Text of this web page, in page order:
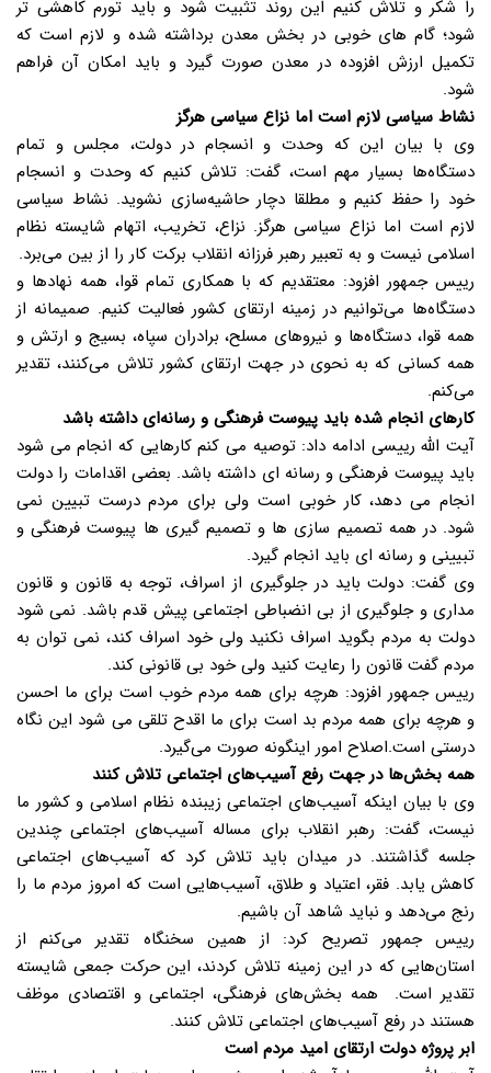
را شکر و تلاش کنیم این روند تثبیت شود و باید تورم‌ کاهشی تر
شود؛ گام های خوبی در بخش معدن برداشته شده و لازم است که
تکمیل ارزش افزوده در معدن صورت گیرد و باید امکان آن فراهم
شود.
نشاط سیاسی لازم است اما نزاع سیاسی هرگز
وی با بیان این که وحدت و انسجام در دولت، مجلس و تمام
دستگاه‌ها بسیار مهم است، گفت: تلاش کنیم که وحدت و انسجام
خود را حفظ کنیم و مطلقا دچار حاشیه‌سازی نشوید. نشاط سیاسی
لازم است اما نزاع سیاسی هرگز. نزاع، تخریب، اتهام شایسته نظام
اسلامی نیست و به تعبیر رهبر فرزانه انقلاب برکت کار را از بین می‌برد.
رییس جمهور افزود: معتقدیم که با همکاری تمام قوا، همه نهادها و
دستگاه‌ها می‌توانیم در زمینه ارتقای کشور فعالیت کنیم. صمیمانه از
همه قوا، دستگاه‌ها و نیروهای مسلح، برادران سپاه، بسیج و ارتش و
همه کسانی که به نحوی در جهت ارتقای کشور تلاش می‌کنند، تقدیر
می‌کنم.
کارهای انجام شده باید پیوست فرهنگی و رسانه‌ای داشته باشد
آیت الله رییسی ادامه داد: توصیه می کنم کارهایی که انجام می شود
باید پیوست فرهنگی و رسانه ای داشته باشد. بعضی اقدامات را دولت
انجام می دهد، کار خوبی است ولی برای مردم درست تبیین نمی
شود. در همه تصمیم سازی ها و تصمیم گیری ها پیوست فرهنگی و
تبیینی و رسانه ای باید انجام گیرد.
وی گفت: دولت باید در جلوگیری از اسراف، توجه به قانون و قانون
مداری و جلوگیری از بی انضباطی اجتماعی پیش قدم باشد. نمی شود
دولت به مردم بگوید اسراف نکنید ولی خود اسراف کند، نمی توان به
مردم گفت قانون را رعایت کنید ولی خود بی قانونی کند.
رییس جمهور افزود: هرچه برای همه مردم خوب است برای ما احسن
و هرچه برای همه مردم بد است برای ما اقدح تلقی می شود این نگاه
درستی است‌.اصلاح امور اینگونه صورت می‌گیرد.
همه بخش‌ها در جهت رفع آسیب‌های اجتماعی تلاش کنند
وی با بیان اینکه آسیب‌های اجتماعی زیبنده نظام اسلامی و کشور ما
نیست، گفت: رهبر انقلاب برای مساله آسیب‌های اجتماعی چندین
جلسه گذاشتند. در میدان باید تلاش کرد که آسیب‌های اجتماعی
کاهش یابد. فقر، اعتیاد و طلاق، آسیب‌هایی است که امروز مردم ما را
رنج می‌دهد و نباید شاهد آن باشیم.
رییس جمهور تصریح کرد: از همین سخنگاه تقدیر می‌کنم از
استان‌هایی که در این زمینه تلاش کردند، این حرکت جمعی شایسته
تقدیر است. همه بخش‌های فرهنگی، اجتماعی و اقتصادی موظف
هستند در رفع آسیب‌های اجتماعی تلاش کنند.
ابر پروژه دولت ارتقای امید مردم است